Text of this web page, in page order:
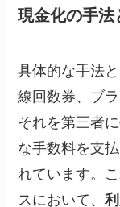
現金化の手法
具体的な手法
線回数券、ブ
それを第三者
な手数料を支
れています。
スにおいて、